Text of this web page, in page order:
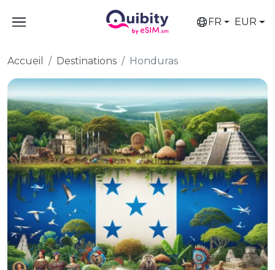
FR EUR
Accueil Destinations Honduras